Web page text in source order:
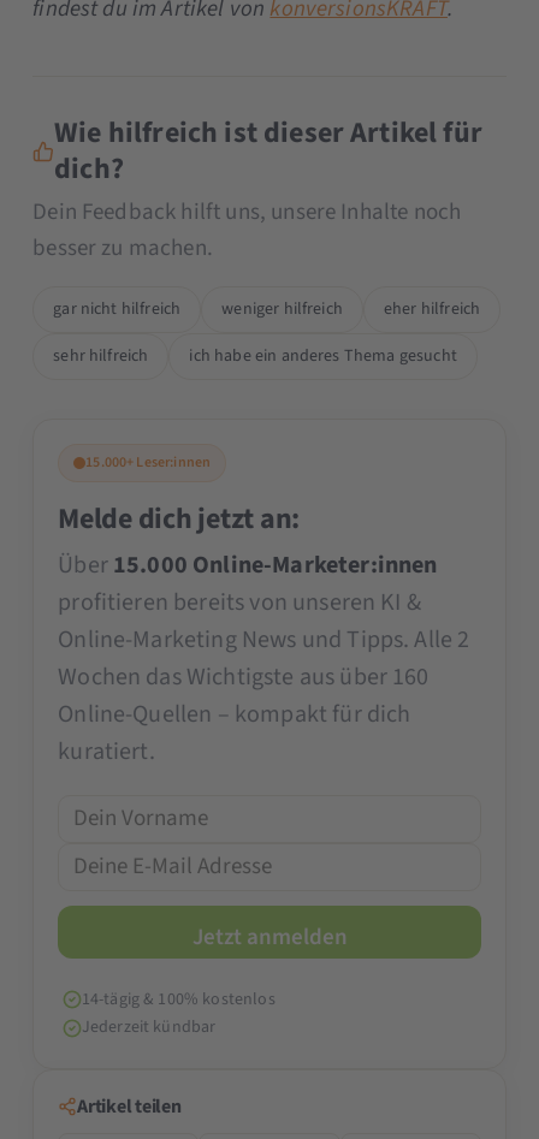
findest du im Artikel vonkonversionsKRAFT.
Wie hilfreich ist dieser Artikel für
dich?
Dein Feedback hilft uns, unsere Inhalte noch
besser zu machen.
gar nicht hilfreich weniger hilfreich
eher hilfreich
sehr hilfreich
ich habe ein anderes Thema gesucht
15.000+ Leser:innen
Melde dich jetzt an:
Über15.000 Online-Marketer:innen
profitieren bereits von unseren KI &
Online-Marketing News und Tipps. Alle 2
Wochen das Wichtigste aus über 160
Online-Quellen – kompakt für dich
kuratiert.
14-tägig & 100% kostenlos
Jederzeit kündbar
Artikel teilen